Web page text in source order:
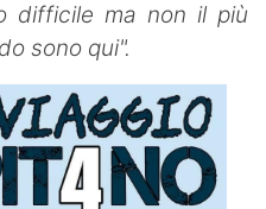
difficile ma non il più
sono qui".